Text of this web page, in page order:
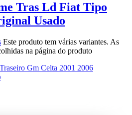
Tras Ld Fiat Tipo
Usado
Este produto tem várias variantes. As
na página do produto